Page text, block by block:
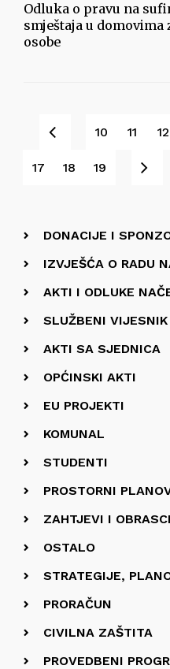
Odluka o pravu na
smještaja u domovima
osobe
Prev10 11 12
17 18 19
DONACIJE I
IZVJEŠĆA O RADU
AKTI I ODLUKE
SLUŽBENI VIJESNIK
AKTI SA SJEDNICA
OPĆINSKI AKTI
EU PROJEKTI
KOMUNAL
STUDENTI
PROSTORNI
ZAHTJEVI I OBRASCI
OSTALO
STRATEGIJE,
PRORAČUN
CIVILNA ZAŠTITA
PROVEDBENI